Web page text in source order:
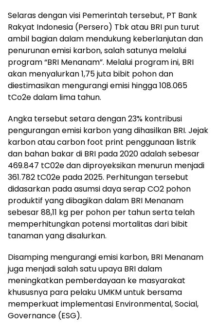
Selaras dengan visi Pemerintah tersebut, PT Bank
Rakyat Indonesia (Persero) Tbk atau BRI pun turut
ambil bagian dalam mendukung keberlanjutan dan
penurunan emisi karbon, salah satunya melalui
program “BRI Menanam”. Melalui program ini, BRI
akan menyalurkan 1,75 juta bibit pohon dan
diestimasikan mengurangi emisi hingga 108.065
tCo2e dalam lima tahun.
Angka tersebut setara dengan 23% kontribusi
pengurangan emisi karbon yang dihasilkan BRI. Jejak
karbon atau carbon foot print penggunaan listrik
dan bahan bakar di BRI pada 2020 adalah sebesar
469.847 tC02e dan diproyeksikan menurun menjadi
361.782 tC02e pada 2025. Perhitungan tersebut
didasarkan pada asumsi daya serap CO2 pohon
produktif yang dibagikan dalam BRI Menanam
sebesar 88,11 kg per pohon per tahun serta telah
memperhitungkan potensi mortalitas dari bibit
tanaman yang disalurkan.
Disamping mengurangi emisi karbon, BRI Menanam
juga menjadi salah satu upaya BRI dalam
meningkatkan pemberdayaan ke masyarakat
khususnya para pelaku UMKM untuk bersama
memperkuat implementasi Environmental, Social,
Governance (ESG).